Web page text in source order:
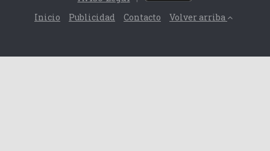
Inicio Publicidad Contacto Volver arriba